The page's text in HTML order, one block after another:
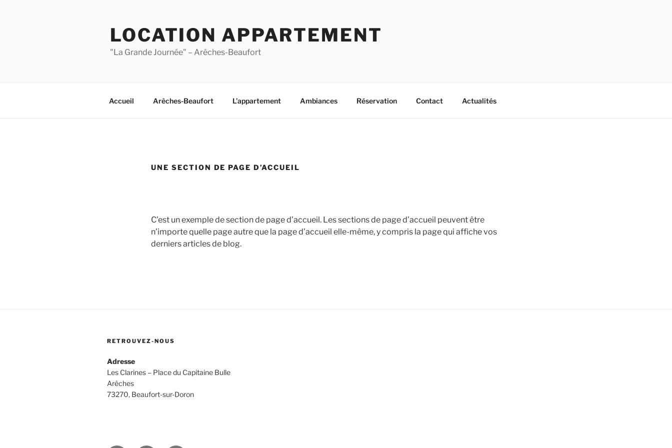
LOCATION APPARTEMENT
"La Grande Journée" – Arêches-Beaufort
Accueil Arêches-Beaufort L’appartement Ambiances Réservation Contact Actualités
UNE SECTION DE PAGE D’ACCUEIL
C’est un exemple de section de page d’accueil. Les sections de page d’accueil peuvent être
n’importe quelle page autre que la page d’accueil elle-même, y compris la page qui affiche vos
derniers articles de blog.
RETROUVEZ-NOUS
Adresse
Les Clarines – Place du Capitaine Bulle
Arêches
73270, Beaufort-sur-Doron